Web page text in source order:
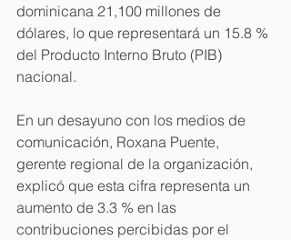
dominicana 21,100 millones de
dólares, lo que representará un 15.8 %
del Producto Interno Bruto (PIB)
nacional.
En un desayuno con los medios de
comunicación, Roxana Puente,
gerente regional de la organización,
explicó que esta cifra representa un
aumento de 3.3 % en las
contribuciones percibidas por el